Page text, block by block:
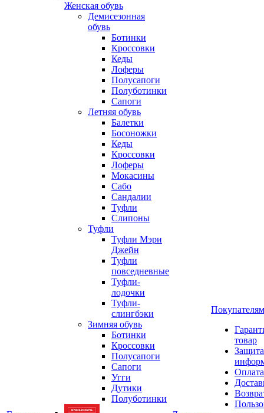
Женская обувь
Демисезонная
обувь
Ботинки
Кроссовки
Кеды
Лоферы
Полусапоги
Полуботинки
Сапоги
Летняя обувь
Балетки
Босоножки
Кеды
Кроссовки
Лоферы
Мокасины
Сабо
Сандалии
Туфли
Слипоны
Туфли
Туфли Мэри
Джейн
Туфли
повседневные
Туфли-
лодочки
Туфли-
слингбэки
Зимняя обувь
Ботинки
Кроссовки
Полусапоги
Сапоги
Угги
Дутики
Полуботинки
Покупателям
товар
Защита
Оплата